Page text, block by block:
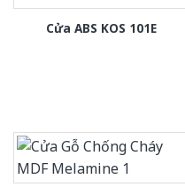
Cửa ABS KOS 101E